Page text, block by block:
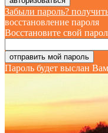
Забыли пароль?
восстановление пароля
Восстановите свой
Пароль будет выслан